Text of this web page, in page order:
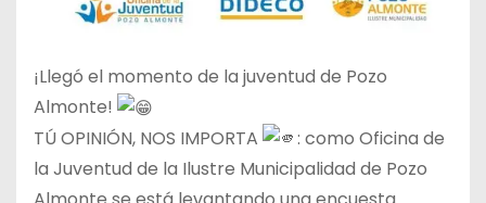
¡Llegó el momento de la juventud de Pozo
Almonte!
TÚ OPINIÓN, NOS IMPORTA
: como Oficina de
la Juventud de la Ilustre Municipalidad de Pozo